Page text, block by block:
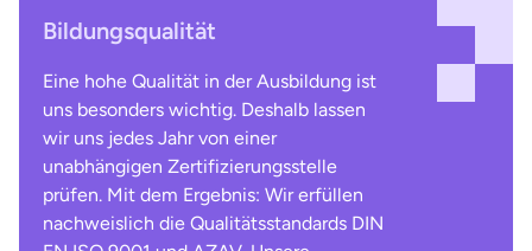
Bildungsqualität
Eine hohe Qualität in der Ausbildung ist
uns besonders wichtig. Deshalb lassen
wir uns jedes Jahr von einer
unabhängigen Zertifizierungsstelle
prüfen. Mit dem Ergebnis: Wir erfüllen
nachweislich die Qualitätsstandards DIN